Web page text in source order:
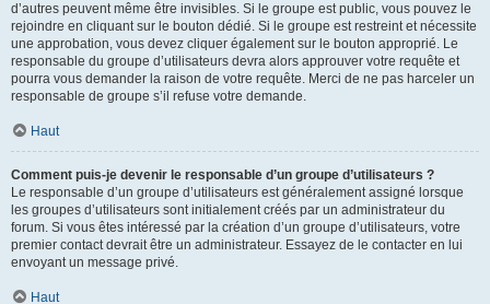
d’autres peuvent même être invisibles. Si le groupe est public, vous pouvez le
rejoindre en cliquant sur le bouton dédié. Si le groupe est restreint et nécessite
une approbation, vous devez cliquer également sur le bouton approprié. Le
responsable du groupe d’utilisateurs devra alors approuver votre requête et
pourra vous demander la raison de votre requête. Merci de ne pas harceler un
responsable de groupe s’il refuse votre demande.
Haut
Comment puis-je devenir le responsable d’un groupe d’utilisateurs ?
Le responsable d’un groupe d’utilisateurs est généralement assigné lorsque
les groupes d’utilisateurs sont initialement créés par un administrateur du
forum. Si vous êtes intéressé par la création d’un groupe d’utilisateurs, votre
premier contact devrait être un administrateur. Essayez de le contacter en lui
envoyant un message privé.
Haut